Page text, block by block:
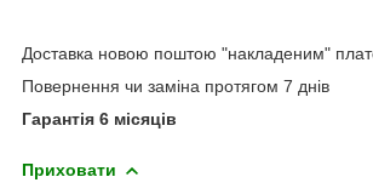
Доставка новою поштою "накладеним"
Повернення чи заміна протягом 7 днів
Гарантія 6 місяців
Приховати